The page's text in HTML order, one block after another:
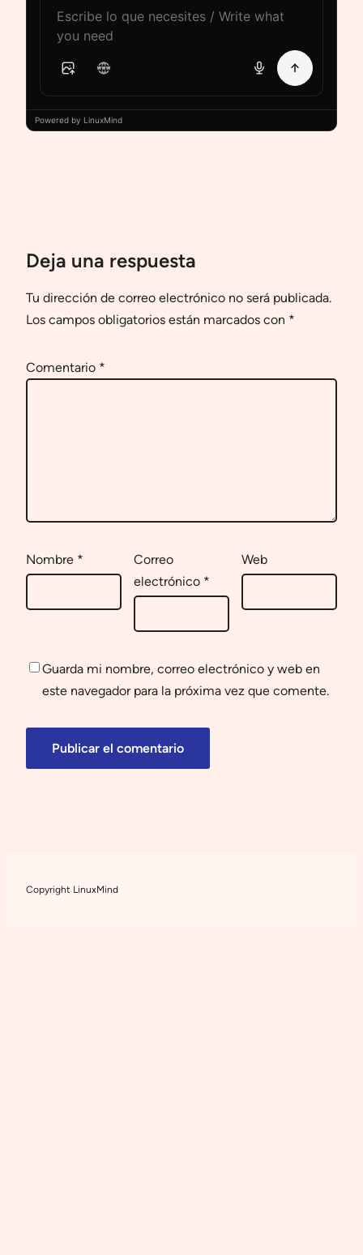
Powered by LinuxMind
Deja una respuesta
Tu dirección de correo electrónico no será publicada.
Los campos obligatorios están marcados con *
Comentario *
Nombre *
Correo
electrónico *
Web
Guarda mi nombre, correo electrónico y web en
este navegador para la próxima vez que comente.
Copyright LinuxMind